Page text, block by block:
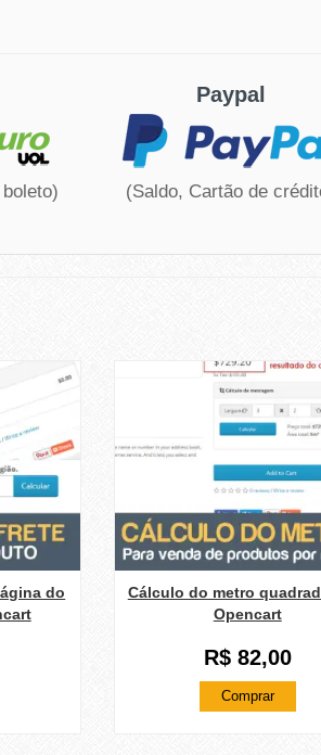
Paypal
(Saldo, Cartão de
do
Cálculo do metro
Opencart
R$ 82,00
Comprar